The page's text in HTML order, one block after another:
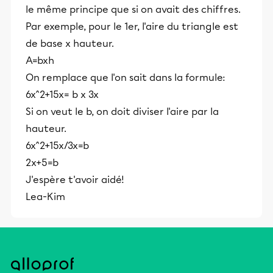
le même principe que si on avait des chiffres.
Par exemple, pour le 1er, l'aire du triangle est
de base x hauteur.
A=bxh
On remplace que l'on sait dans la formule:
6x^2+15x= b x 3x
Si on veut le b, on doit diviser l'aire par la
hauteur.
6x^2+15x/3x=b
2x+5=b
J'espère t'avoir aidé!
Lea-Kim